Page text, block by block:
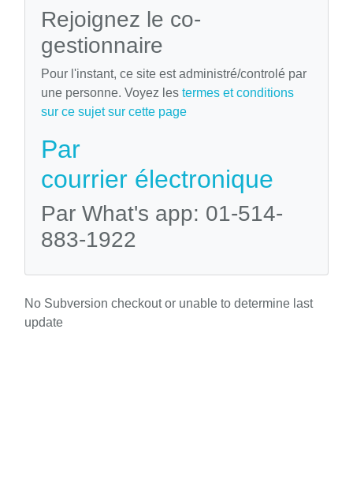
Rejoignez le co-
gestionnaire
Pour l'instant, ce site est administré/controlé par
une personne. Voyez les termes et conditions
sur ce sujet sur cette page
Par
courrier électronique
Par What's app: 01-514-
883-1922
No Subversion checkout or unable to determine last
update